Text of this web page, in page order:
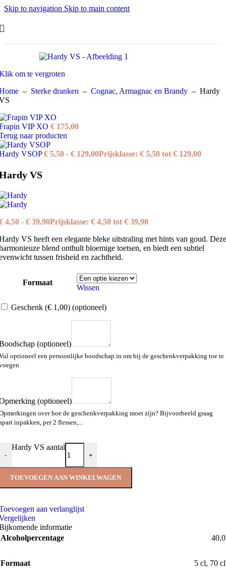
Skip to navigation Skip to main content
om te vergroten
– Sterke dranken – Cognac, Armagnac en Brandy – Hardy
VIP XO € 175,00
naar producten
VSOP€ 5,50 - € 129,00Prijsklasse: € 5,50 tot € 129,00
VS
4,50 - € 39,90Prijsklasse: € 4,50 tot € 39,90
VS heeft een elegante bleke uitstraling met hints van goud. Deze
blend onthult bloemige toetsen, en biedt een subtiel
tussen frisheid en zachtheid.
Formaat
Wissen
Geschenk (€ 1,00) (optioneel)
(optioneel)
optioneel een persoonlijke boodschap in om bij de geschenkverpakking toe te
(optioneel)
over hoe de geschenkverpakking moet zijn? Bijvoorbeeld graag
inpakken, per 2 flessen,...
-
Hardy VS aantal
+
TOEVOEGEN AAN WINKELWAGEN
aan verlanglijst
informatie
Alcoholpercentage
40,0
Formaat 5 cl, 70 cl